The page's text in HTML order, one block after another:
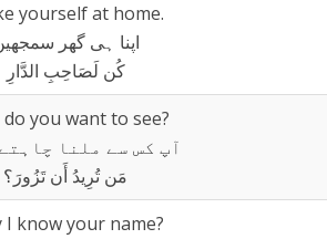
yourself at home.
اپنا ہی گھر
کُن لَصَاحِبِ الدَّارِ
you want to see?
آپ کس سے ملنا
مَن تُرِیدُ أَن تَزُورَ؟
I know your name?